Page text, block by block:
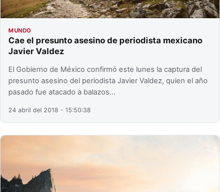
MUNDO
Cae el presunto asesino de periodista mexicano
Javier Valdez
El Gobierno de México confirmó este lunes la captura del
presunto asesino del periodista Javier Valdez, quien el año
pasado fue atacado a balazos…
24 abril del 2018 - 15:50:38